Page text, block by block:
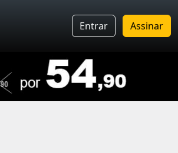
Entrar Assinar